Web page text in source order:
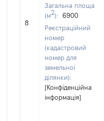
8
Загальна площа
(м2):
6900
Реєстраційний
номер
(кадастровий
номер для
земельної
ділянки):
[Конфіденційна
інформація]